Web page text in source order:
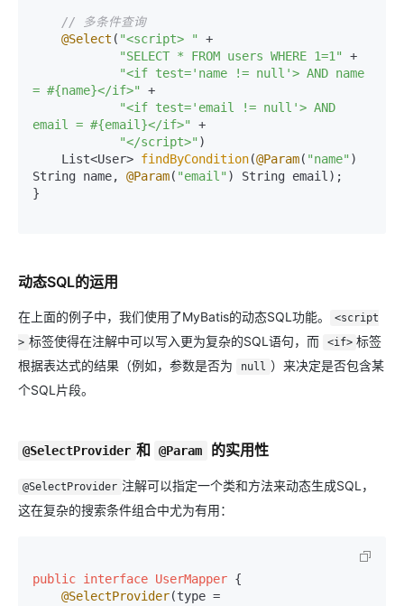
// 多条件查询
@Select ( "<script> "
+
"SELECT * FROM users WHERE 1=1"
+
"<if test='name != null'> AND name
= #{name}</if>"
+
"<if test='email != null'> AND
email = #{email}</if>"
+
"</script>" )
    List<User>
findByCondition(@Param( "name" )
String name, @Param( "email" ) String email);
}
动态SQL的运用
在上面的例子中，我们使用了MyBatis的动态SQL功能。
<script
> 标签使得在注解中可以写入更为复杂的SQL语句，而 <if> 标签
根据表达式的结果（例如，参数是否为
null ）来决定是否包含某
个SQL片段。
@SelectProvider 和 @Param 的实用性
@SelectProvider 注解可以指定一个类和方法来动态生成SQL，
这在复杂的搜索条件组合中尤为有用：
public interface UserMapper {
@SelectProvider(type =